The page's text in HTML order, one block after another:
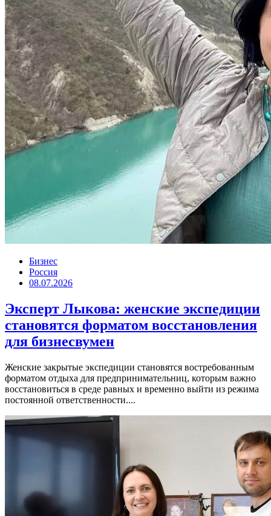
Бизнес
Россия
08.07.2026
Эксперт Лыкова: женские экспедиции
становятся форматом восстановления
для бизнесвумен
Женские закрытые экспедиции становятся востребованным
форматом отдыха для предпринимательниц, которым важно
восстановиться в среде равных и временно выйти из режима
постоянной ответственности....